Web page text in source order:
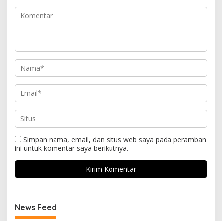
Simpan nama, email, dan situs web saya pada peramban
ini untuk komentar saya berikutnya.
News Feed